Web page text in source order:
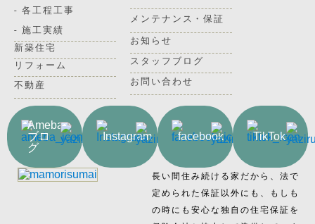
- 各工程工事
- 施工実績
新築住宅
リフォーム
不動産
メンテナンス・保証
お知らせ
スタッフブログ
お問い合わせ
Ameba
ブロ
グ
Instagram facebook TikTok
長い間住み続ける家だから、法で
定められた保証以外にも、もしも
の時にも安心な独自の住宅保証を